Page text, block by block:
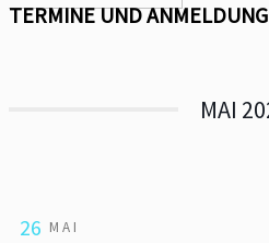
TERMINE UND
MAI
26 MAI